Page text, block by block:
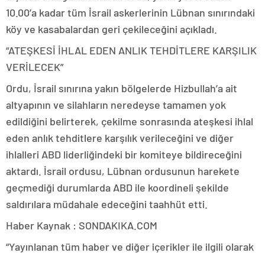
10.00’a kadar tüm İsrail askerlerinin Lübnan sınırındaki
köy ve kasabalardan geri çekileceğini açıkladı.
“ATEŞKESİ İHLAL EDEN ANLIK TEHDİTLERE KARŞILIK
VERİLECEK”
Ordu, İsrail sınırına yakın bölgelerde Hizbullah’a ait
altyapının ve silahların neredeyse tamamen yok
edildiğini belirterek, çekilme sonrasında ateşkesi ihlal
eden anlık tehditlere karşılık verileceğini ve diğer
ihlalleri ABD liderliğindeki bir komiteye bildireceğini
aktardı. İsrail ordusu, Lübnan ordusunun harekete
geçmediği durumlarda ABD ile koordineli şekilde
saldırılara müdahale edeceğini taahhüt etti.
Haber Kaynak : SONDAKIKA.COM
“Yayınlanan tüm haber ve diğer içerikler ile ilgili olarak